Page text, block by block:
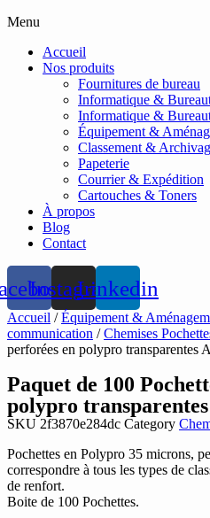
Menu
Accueil
Nos produits
Fournitures de bureau
Informatique &
Informatique &
Équipement &
Classement &
Papeterie
Courrier & Expédition
Cartouches & Toners
À propos
Blog
Contact
InstagramLinkedin
Accueil /Équipement &
communication /Chemises
perforées en polypro transparentes
Paquet de 100
polypro
SKU 2f3870e284dc Category
Pochettes en Polypro 35 microns,
correspondre à tous les types de
de renfort.
Boite de 100 Pochettes.